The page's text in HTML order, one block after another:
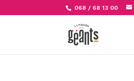
068 / 68 13 00